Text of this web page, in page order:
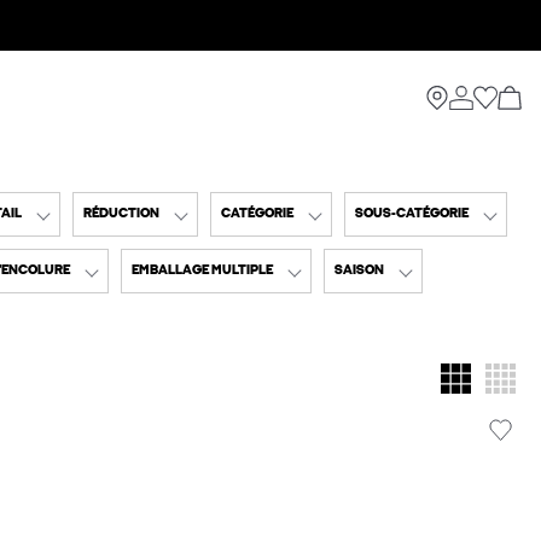
RÉDUCTION CATÉGORIE SOUS-CATÉGORIE
EMBALLAGE MULTIPLE SAISON